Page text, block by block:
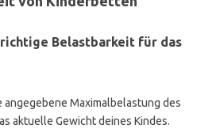
Belastbarkeit für das
angegebene Maximalbelastung des
aktuelle Gewicht deines Kindes.